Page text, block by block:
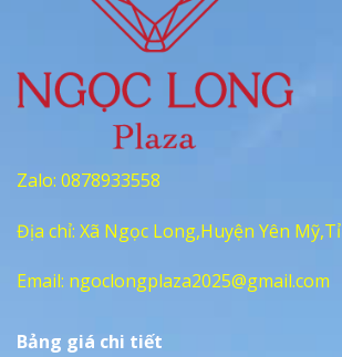
Zalo: 0878933558
Địa chỉ: Xã Ngọc Long,Huyện Yên
Email: ngoclongplaza2025@gmail.com
Bảng giá chi tiết